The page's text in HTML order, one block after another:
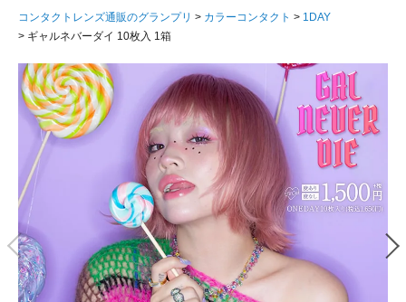
コンタクトレンズ通販のグランプリ カラーコンタクト
1DAY
ギャルネバーダイ 10枚入 1箱